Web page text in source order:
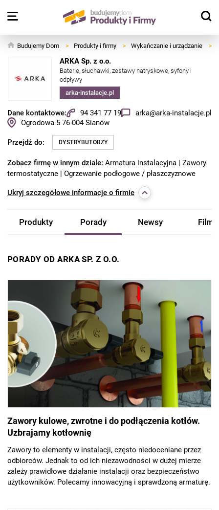
Budujemy Dom > Produkty i firmy > Wykańczanie i urządzanie >
ARKA Sp. z o.o.
Baterie, słuchawki, zestawy natryskowe, syfony i
odpływy
arka-instalacje.pl
Dane kontaktowe: 94 341 77 19
arka@arka-instalacje.pl
Ogrodowa 5 76-004 Sianów
Przejdź do: DYSTRYBUTORZY
Zobacz firmę w innym dziale: Armatura instalacyjna
Zawory
termostatyczne
Ogrzewanie podłogowe / płaszczyznowe
Ukryj szczegółowe informacje o firmie
Produkty Porady Newsy Filmy
PORADY OD ARKA SP. Z O.O.
Zawory kulowe, zwrotne i do podłączenia kotłów.
Uzbrajamy kotłownię
Zawory to elementy w instalacji, często niedoceniane przez
odbiorców. Jednak to od ich niezawodności w dużej mierze
zależy prawidłowe działanie instalacji oraz bezpieczeństwo
użytkowników. Polecamy innowacyjną i sprawdzoną armaturę.